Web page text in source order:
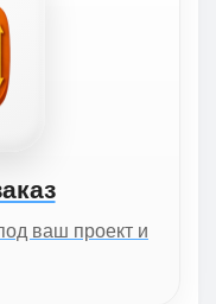
ваш проект и